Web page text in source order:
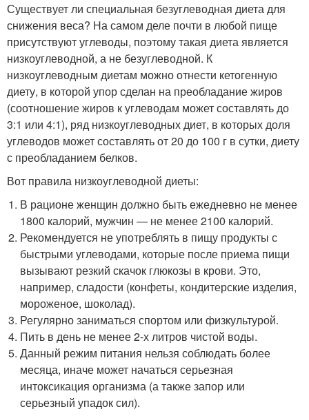
Существует ли специальная безуглеводная диета для
снижения веса? На самом деле почти в любой пище
присутствуют углеводы, поэтому такая диета является
низкоуглеводной, а не безуглеводной. К
низкоуглеводным диетам можно отнести кетогенную
диету, в которой упор сделан на преобладание жиров
(соотношение жиров к углеводам может составлять до
3:1 или 4:1), ряд низкоуглеводных диет, в которых доля
углеводов может составлять от 20 до 100 г в сутки, диету
с преобладанием белков.
Вот правила низкоуглеводной диеты:
В рационе женщин должно быть ежедневно не менее
1800 калорий, мужчин — не менее 2100 калорий.
Рекомендуется не употреблять в пищу продукты с
быстрыми углеводами, которые после приема пищи
вызывают резкий скачок глюкозы в крови. Это,
например, сладости (конфеты, кондитерские изделия,
мороженое, шоколад).
Регулярно заниматься спортом или физкультурой.
Пить в день не менее 2-х литров чистой воды.
Данный режим питания нельзя соблюдать более
месяца, иначе может начаться серьезная
интоксикация организма (а также запор или
серьезный упадок сил).